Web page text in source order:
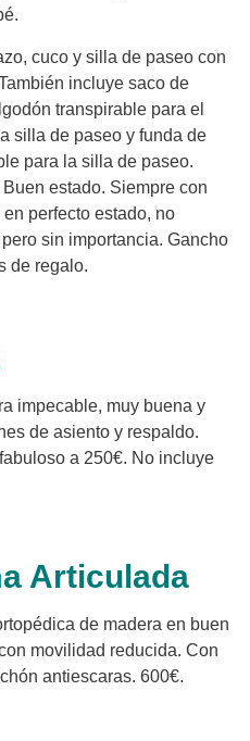
cuco y silla de paseo con
incluye saco de
transpirable para el
silla de paseo y funda de
para la silla de paseo.
estado. Siempre con
perfecto estado, no
sin importancia. Gancho
de regalo.
impecable, muy buena y
de asiento y respaldo.
a 250€. No incluye
Articulada
de madera en buen
movilidad reducida. Con
antiescaras. 600€.